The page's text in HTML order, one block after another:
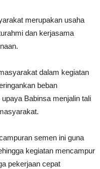
merupakan usaha
dan kerjasama
dalam kegiatan
beban
Babinsa menjalin tali
semen ini guna
kegiatan mencampur
pekerjaan cepat